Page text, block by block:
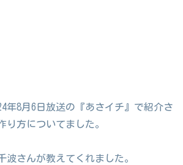
年8月6日放送の『あさイチ』で紹介さ
り方についてました。
波さんが教えてくれました。